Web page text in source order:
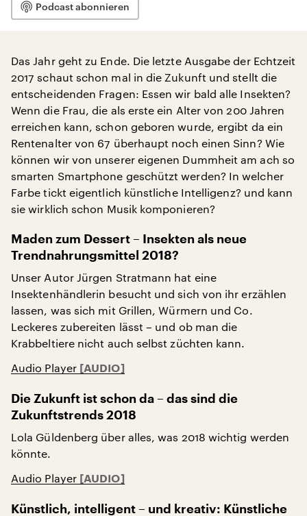
Podcast abonnieren
Das Jahr geht zu Ende. Die letzte Ausgabe der Echtzeit
2017 schaut schon mal in die Zukunft und stellt die
entscheidenden Fragen: Essen wir bald alle Insekten?
Wenn die Frau, die als erste ein Alter von 200 Jahren
erreichen kann, schon geboren wurde, ergibt da ein
Rentenalter von 67 überhaupt noch einen Sinn? Wie
können wir von unserer eigenen Dummheit am ach so
smarten Smartphone geschützt werden? In welcher
Farbe tickt eigentlich künstliche Intelligenz? und kann
sie wirklich schon Musik komponieren?
Maden zum Dessert – Insekten als neue
Trendnahrungsmittel 2018?
Unser Autor Jürgen Stratmann hat eine
Insektenhändlerin besucht und sich von ihr erzählen
lassen, was sich mit Grillen, Würmern und Co.
Leckeres zubereiten lässt – und ob man die
Krabbeltiere nicht auch selbst züchten kann.
Audio Player
Die Zukunft ist schon da – das sind die
Zukunftstrends 2018
Lola Güldenberg über alles, was 2018 wichtig werden
könnte.
Audio Player
Künstlich, intelligent – und kreativ: Künstliche